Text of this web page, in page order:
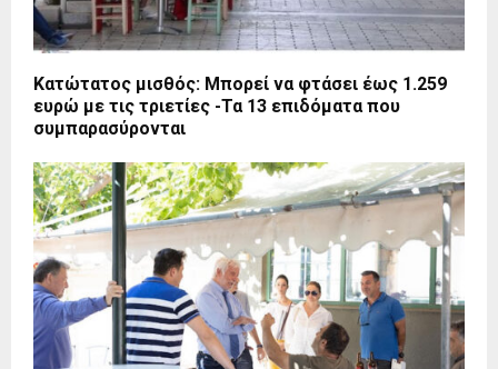
Κατώτατος μισθός: Μπορεί να φτάσει έως 1.259
ευρώ με τις τριετίες -Τα 13 επιδόματα που
συμπαρασύρονται